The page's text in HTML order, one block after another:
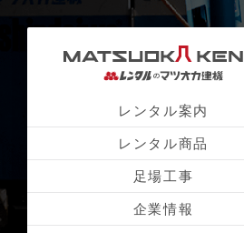
レンタル案内
レンタル商品
足場工事
企業情報